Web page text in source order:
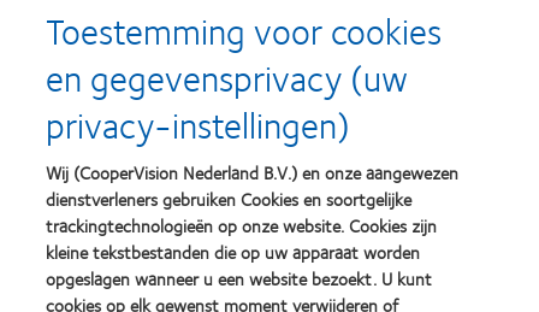
Learn
more
about
Silmo
best
product
award
met
MyDay™
(2013)
Learn
more
about
Contact
Lens
Product
of
the
Year
(2013)
Learn
more
about
2012
&
Learn
more
about
2011
Best
Toestemming voor cookies
en gegevensprivacy (uw
privacy-instellingen)
Wij (CooperVision Nederland B.V.) en onze aangewezen
dienstverleners gebruiken Cookies en soortgelijke
trackingtechnologieën op onze website. Cookies zijn
kleine tekstbestanden die op uw apparaat worden
opgeslagen wanneer u een website bezoekt. U kunt
cookies op elk gewenst moment verwijderen of